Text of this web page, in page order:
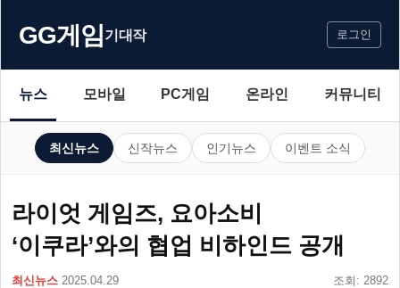
GG게임기대작 로그인
뉴스 모바일 PC게임 온라인 커뮤니티
최신뉴스 신작뉴스 인기뉴스 이벤트 소식
라이엇 게임즈, 요아소비
‘이쿠라’와의 협업 비하인드 공개
최신뉴스 2025.04.29 조회: 2892